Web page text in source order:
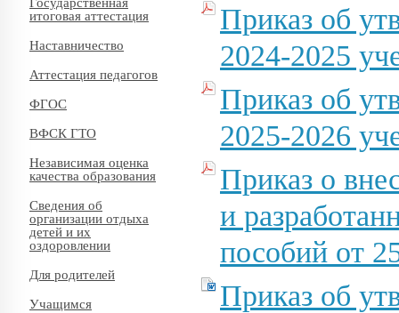
итоговая аттестация
Наставничество
Аттестация педагогов
ФГОС
ВФСК ГТО
Независимая оценка
качества образования
Сведения об
организации отдыха
детей и их
оздоровлении
Для родителей
Учащимся
Приказ об
2024-2025
Приказ об
2025-2026
Приказ о
и
пособий от
Приказ об